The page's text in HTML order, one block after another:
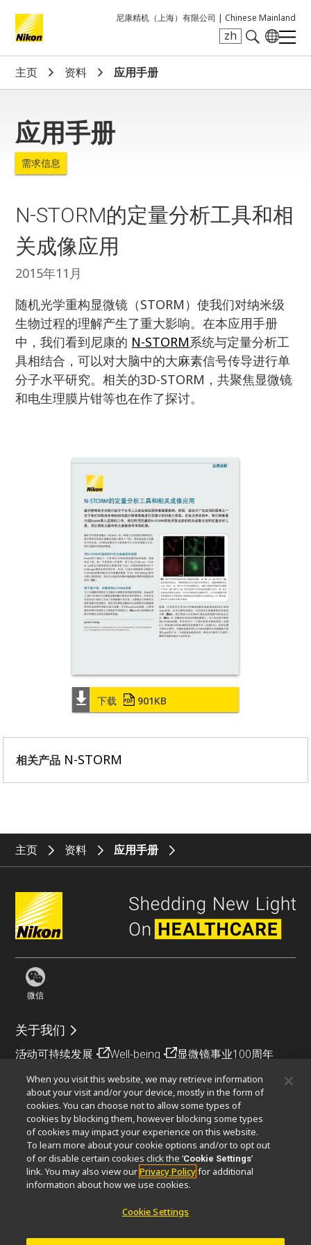
尼康精机（上海）有限公司 | Chinese Mainland
zh
Search keyword(s)
主页 资料 应用手册
应用手册
需求信息
下载 901KB
N-STORM的定量分析工具和相
关成像应用
2015年11月
随机光学重构显微镜（STORM）使我们对纳米级
生物过程的理解产生了重大影响。在本应用手册
中，我们看到尼康的 N-STORM系统与定量分析工
具相结合，可以对大脑中的大麻素信号传导进行单
分子水平研究。相关的3D-STORM，共聚焦显微镜
和电生理膜片钳等也在作了探讨。
相关产品 N-STORM
主页 资料 应用手册
微信
关于我们
活动可持续发展 Well-being 显微镜事业100周年
相关网站
物镜选择器PubScopeOEMNikon Small World
MicroscopyU
其他尼康产品
映像产品 工业检测产品
半导体光刻系统
When you visit this website, we may retrieve information
about your visit and/or your device, mostly in the form of
cookies. You can choose not to allow some types of
cookies by blocking them, however blocking some types
of cookies may impact your experience on this website.
To learn more about your cookie options and/or to opt out
of or disable certain cookies click the ‘Cookie Settings’
link. You may also view ourPrivacy Policyfor additional
information about how we use cookies.
Cookie Settings